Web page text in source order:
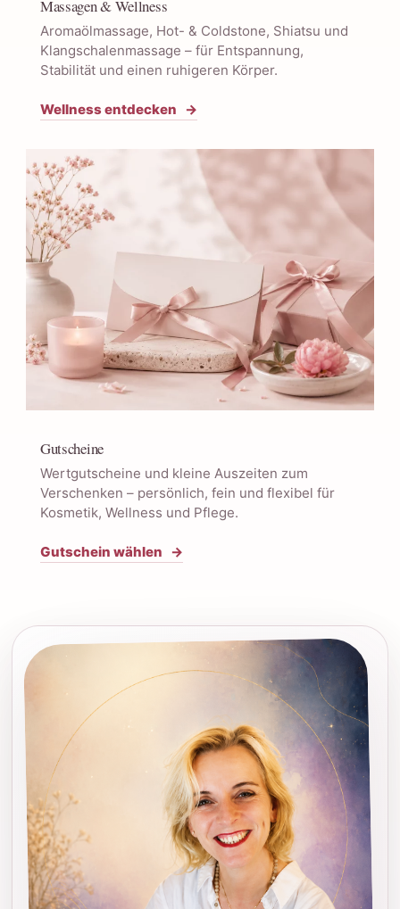
Massagen & Wellness
Aromaölmassage, Hot- & Coldstone, Shiatsu und
Klangschalenmassage – für Entspannung,
Stabilität und einen ruhigeren Körper.
Wellness entdecken
Gutscheine
Wertgutscheine und kleine Auszeiten zum
Verschenken – persönlich, fein und flexibel für
Kosmetik, Wellness und Pflege.
Gutschein wählen